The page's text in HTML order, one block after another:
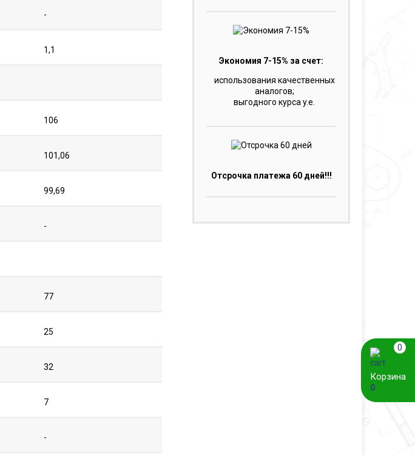
-
1,1
106
101,06
99,69
-
77
25
32
7
-
Экономия 7-15% за счет:
использования качественных
аналогов;
выгодного курса y.e.
Отсрочка платежа 60 дней!!!
Корзина
0
0